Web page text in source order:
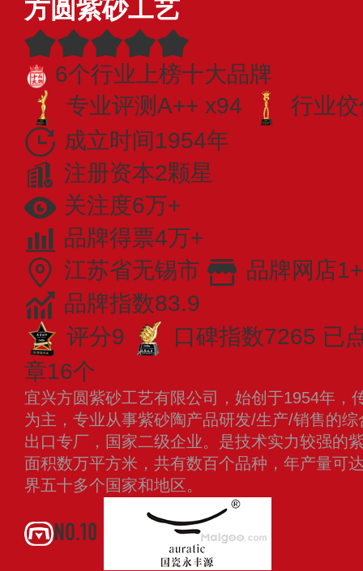
方圆紫砂工艺
6个行业上榜十大品牌
专业​评测A++ x94
行业
成立时间1954年
注册资本2颗星
关注度6万+
品牌得票4万+
江苏省无锡市
品牌网店1+
品牌指数83.9
评分9
口碑指数7265 已
章16个
宜兴方圆紫砂工艺有限公司，始创于1954年，
为主，专业从事紫砂陶产品研发/生产/销售的
出口专厂，国家二级企业。是技术实力较强的
面积数万平方米，共有数百个品种，年产量可
界五十多个国家和地区。
NO.10